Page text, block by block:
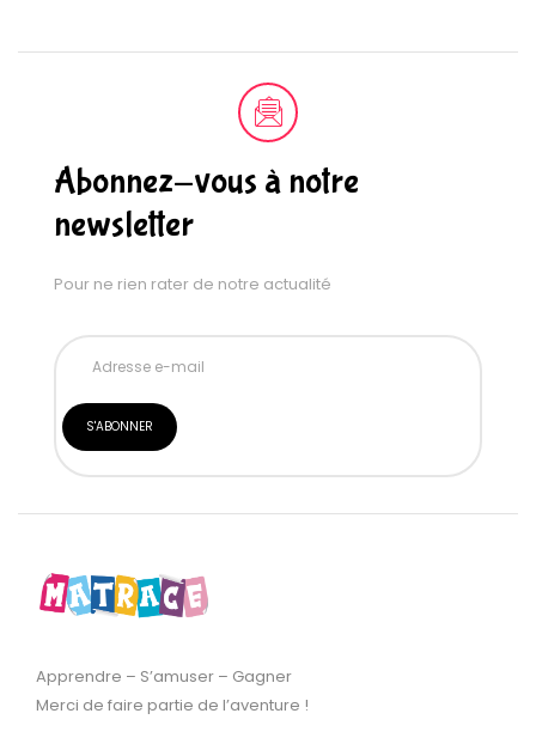
Abonnez-vous à notre
newsletter
Pour ne rien rater de notre actualité
Apprendre – S’amuser – Gagner
Merci de faire partie de l’aventure !